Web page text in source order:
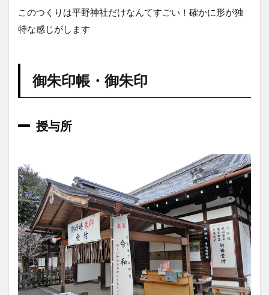
このつくりは平野神社だけなんてすごい！確かに形が独
特な感じがします
御朱印帳・御朱印
授与所